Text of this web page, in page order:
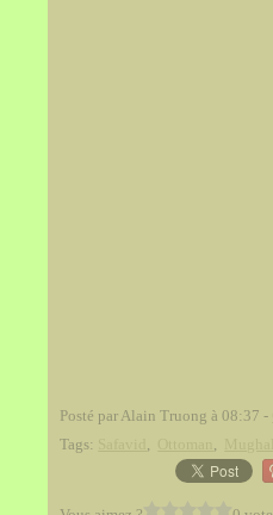
Posté par Alain Truong à 08:37 -
Tags:
, ,